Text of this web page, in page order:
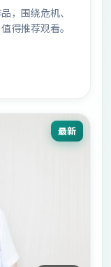
，围绕危机、
得推荐观看。
最新